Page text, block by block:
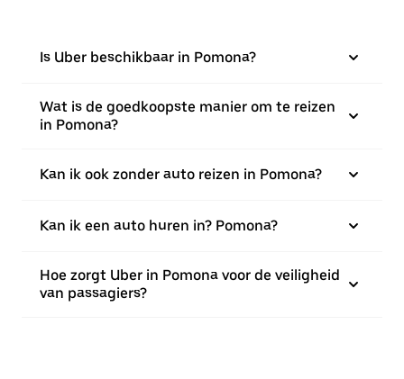
Is Uber beschikbaar in Pomona?
Wat is de goedkoopste manier om te reizen
in Pomona?
Kan ik ook zonder auto reizen in Pomona?
Kan ik een auto huren in? Pomona?
Hoe zorgt Uber in Pomona voor de veiligheid
van passagiers?